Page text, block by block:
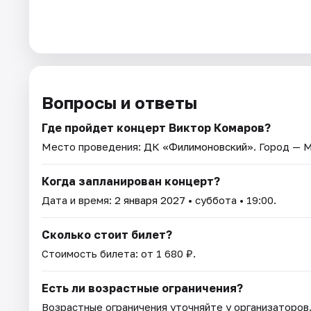
Вопросы и ответы
Где пройдет концерт Виктор Комаров?
Место проведения: ДК «Филимоновский». Город —
Когда запланирован концерт?
Дата и время: 2 января 2027 • суббота • 19:00.
Сколько стоит билет?
Стоимость билета: от 1 680 ₽.
Есть ли возрастные ограничения?
Возрастные ограничения уточняйте у организаторов.